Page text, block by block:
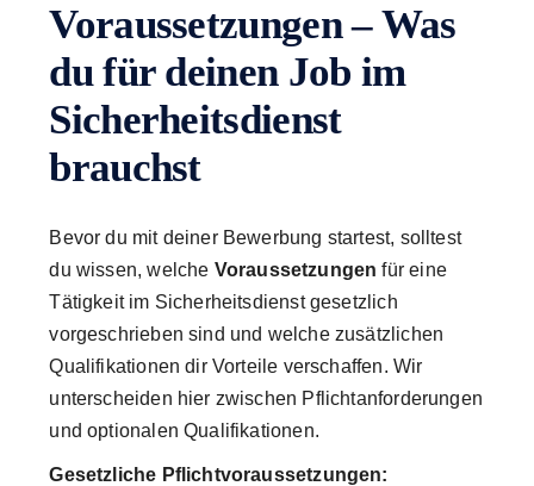
Voraussetzungen – Was
du für deinen Job im
Sicherheitsdienst
brauchst
Bevor du mit deiner Bewerbung startest, solltest
du wissen, welche Voraussetzungen für eine
Tätigkeit im Sicherheitsdienst gesetzlich
vorgeschrieben sind und welche zusätzlichen
Qualifikationen dir Vorteile verschaffen. Wir
unterscheiden hier zwischen Pflichtanforderungen
und optionalen Qualifikationen.
Gesetzliche Pflichtvoraussetzungen: